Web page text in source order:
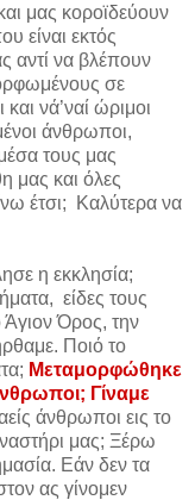
μας κοροϊδεύουν
είναι εκτός
αντί να βλέπουν
σε
νά’ναί ώριμοι
άνθρωποι,
τους μας
μας και όλες
έτσι; Καλύτερα να
η εκκλησία;
είδες τους
Άγιον Όρος, την
Ποιό το
Μεταμορφώθηκε
Γίναμε
άνθρωποι εις το
μας; Ξέρω
Εάν δεν τα
ας γίνομεν